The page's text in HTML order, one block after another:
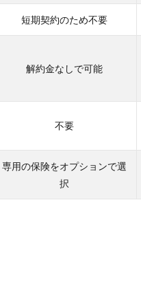
短期契約のため不要
解約金なしで可能
不要
専用の保険をオプションで選
択